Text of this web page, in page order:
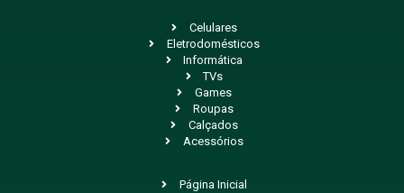
Celulares
Eletrodomésticos
Informática
TVs
Games
Roupas
Calçados
Acessórios
Página Inicial